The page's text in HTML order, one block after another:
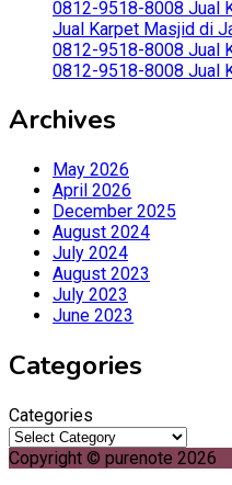
0812-9518-8008 Jual
Jual Karpet Masjid di
0812-9518-8008 Jual
0812-9518-8008 Jual
Archives
May 2026
April 2026
December 2025
August 2024
July 2024
August 2023
July 2023
June 2023
Categories
Categories
Copyright © purenote 2026